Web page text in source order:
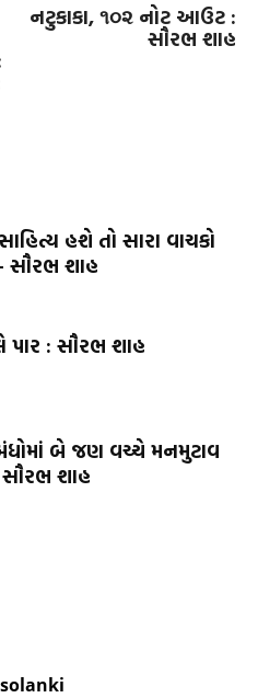
નટુકાકા, ૧૦૨ નોટ આઉટ :
સૌરભ શાહ
હશે તો સારા વાચકો
સૌરભ શાહ
: સૌરભ શાહ
બે જણ વચ્ચે મનમુટાવ
સૌરભ શાહ